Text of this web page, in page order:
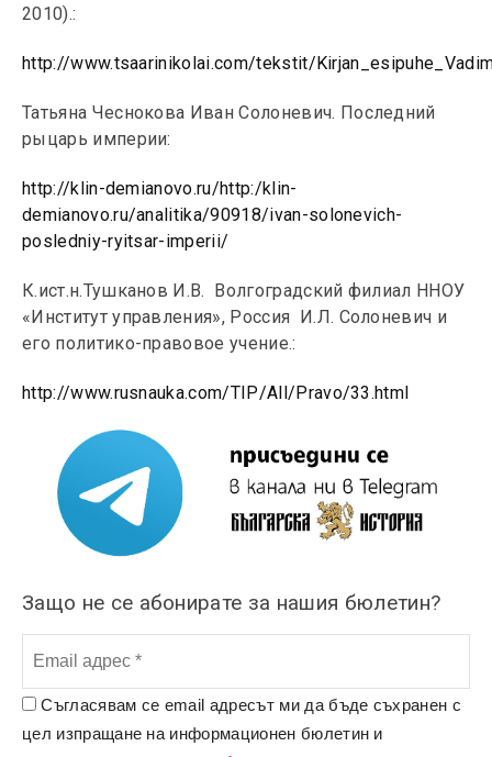
2010).:
http://www.tsaarinikolai.com/tekstit/
Татьяна Чеснокова Иван Солоневич. Последний
рыцарь империи:
http://klin-demianovo.ru/http:/klin-
demianovo.ru/analitika/90918/ivan-solonevich-
posledniy-ryitsar-imperii/
К.ист.н.Тушканов И.В. Волгоградский филиал ННОУ
«Институт управления», Россия И.Л. Солоневич и
его политико-правовое учение.:
http://www.rusnauka.com/TIP/All/Pravo/33.html
Защо не се абонирате за нашия бюлетин?
Съгласявам се email адресът ми да бъде съхранен с
цел изпращане на информационен бюлетин и